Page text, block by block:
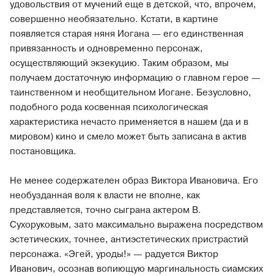
удовольствия от мучений еще в детской, что, впрочем,
совершенно необязательно. Кстати, в картине
появляется старая няня Иогана — его единственная
привязанность и одновременно персонаж,
осуществляющий экзекуцию. Таким образом, мы
получаем достаточную информацию о главном герое —
таинственном и необщительном Иогане. Безусловно,
подобного рода косвенная психологическая
характеристика нечасто применяется в нашем (да и в
мировом) кино и смело может быть записана в актив
постановщика.
Не менее содержателен образ Виктора Ивановича. Его
необузданная воля к власти не вполне, как
представляется, точно сыграна актером В.
Сухоруковым, зато максимально выражена посредством
эстетических, точнее, антиэстетических пристрастий
персонажа. «Эгей, уроды!» — радуется Виктор
Иванович, осознав вопиющую маргинальность сиамских